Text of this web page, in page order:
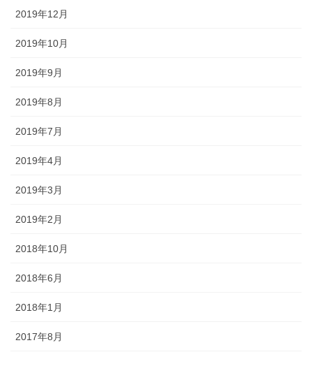
2019年12月
2019年10月
2019年9月
2019年8月
2019年7月
2019年4月
2019年3月
2019年2月
2018年10月
2018年6月
2018年1月
2017年8月